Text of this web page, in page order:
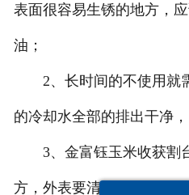
表面很容易生锈的地方，
油；
2、长时间的不使用就
的冷却水全部的排出干净，
3、金富钰玉米收获割
方，外表要清洗干净包括